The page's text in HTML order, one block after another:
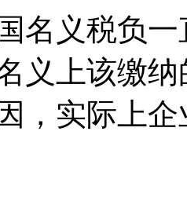
负一直
义上该缴
，实际上